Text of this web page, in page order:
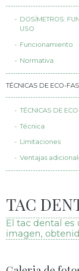
DOSÍMETROS:
USO
Funcionamiento
Normativa
TÉCNICAS DE ECO-
TÉCNICAS DE
Técnica
Limitaciones
Ventajas
TAC
El tac dental
imagen,